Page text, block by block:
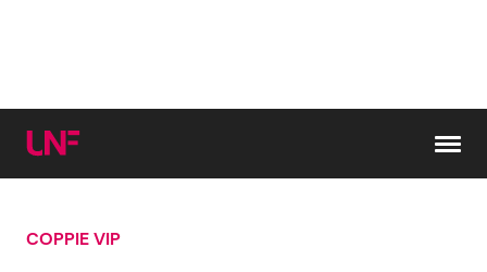
Cerca:
COPPIE VIP